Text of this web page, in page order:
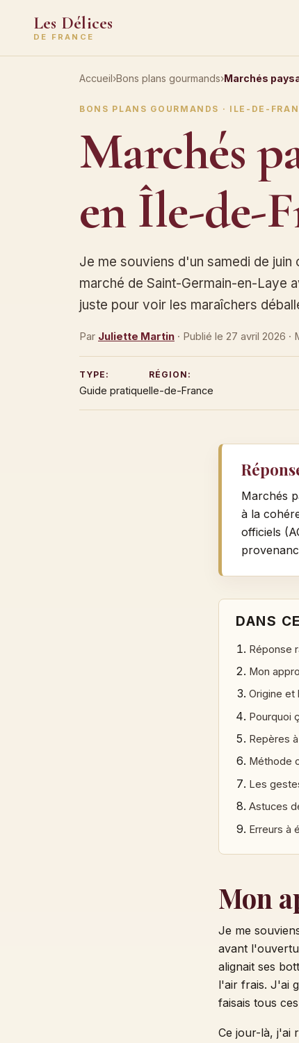
Les Délices
DE FRANCE
Accueil›Bons plans gourmands›Marchés
BONS PLANS GOURMANDS · ILE-DE-
Marchés
en Île-de-
Je me souviens d'un samedi de juin
marché de Saint-Germain-en-Laye
juste pour voir les maraîchers
Par Juliette Martin · Publié le 27 avril 2026 ·
TYPE:
Guide pratique
RÉGION:
Ile-de-France
Marchés
à la
officiels
DANS
Réponse
Mon
Origine et
Pourquoi
Repères
Méthode
Les
Astuces
Erreurs à
Mon
Je me
avant
alignait ses
l'air frais. J'ai
faisais tous
Ce jour-là, j'ai